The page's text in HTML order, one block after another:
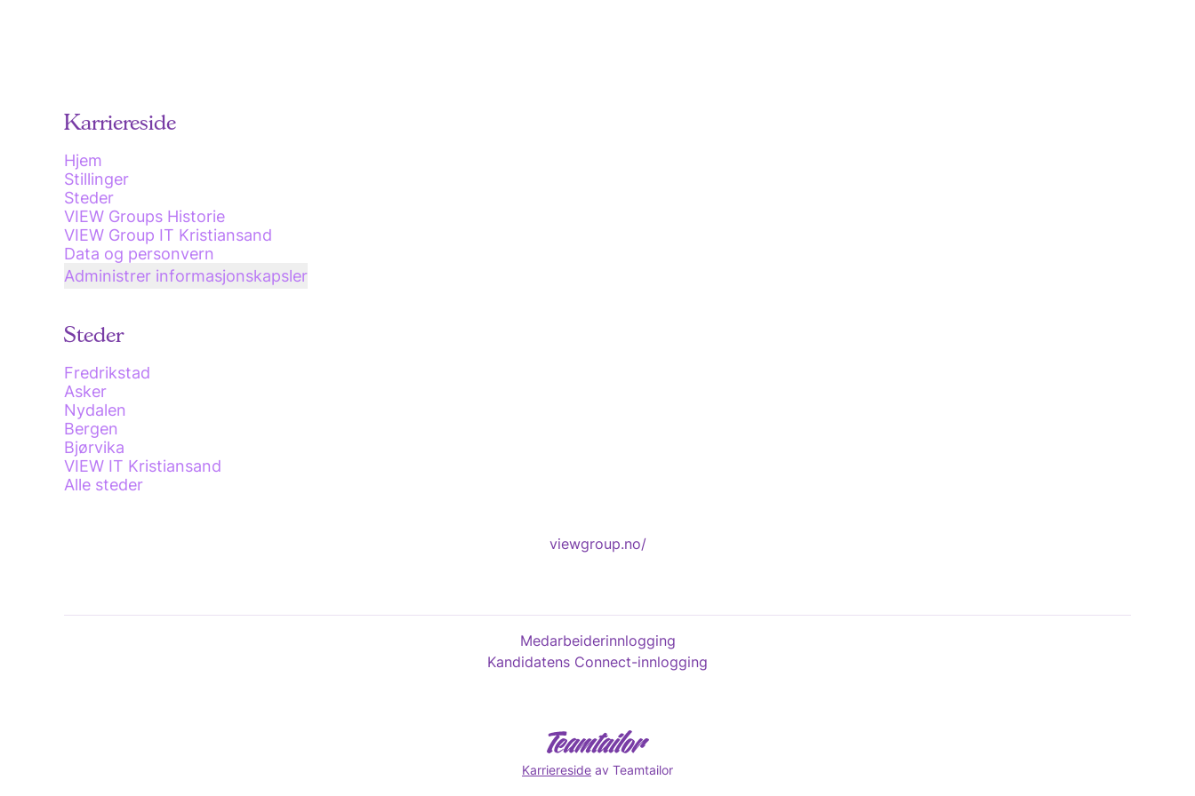
Karriereside
Hjem
Stillinger
Steder
VIEW Groups Historie
VIEW Group IT Kristiansand
Data og personvern
Administrer informasjonskapsler
Steder
Fredrikstad
Asker
Nydalen
Bergen
Bjørvika
VIEW IT Kristiansand
Alle steder
viewgroup.no/
Medarbeiderinnlogging
Kandidatens Connect-innlogging
Karriereside av Teamtailor